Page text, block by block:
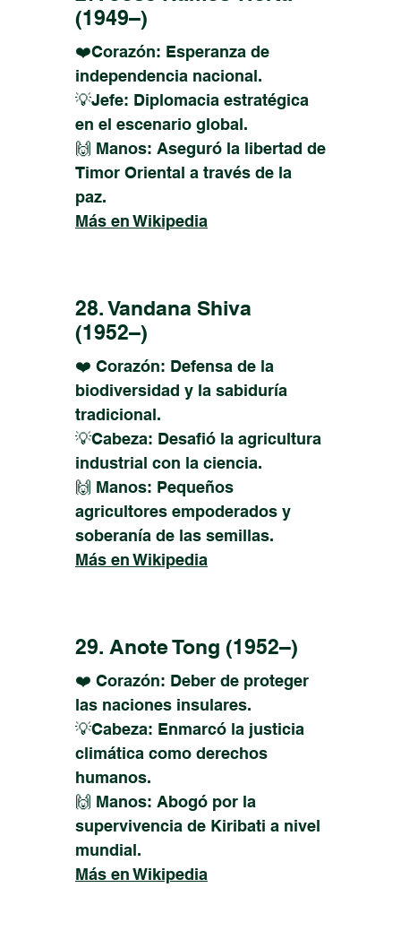
(1949–)
❤️Corazón: Esperanza de
independencia nacional.
💡Jefe: Diplomacia estratégica
en el escenario global.
🙌 Manos: Aseguró la libertad de
Timor Oriental a través de la
paz.
Más en Wikipedia
28. Vandana Shiva
(1952–)
❤️ Corazón: Defensa de la
biodiversidad y la sabiduría
tradicional.
💡Cabeza: Desafió la agricultura
industrial con la ciencia.
🙌 Manos: Pequeños
agricultores empoderados y
soberanía de las semillas.
Más en Wikipedia
29. Anote Tong (1952–)
❤️ Corazón: Deber de proteger
las naciones insulares.
💡Cabeza: Enmarcó la justicia
climática como derechos
humanos.
🙌 Manos: Abogó por la
supervivencia de Kiribati a nivel
mundial.
Más en Wikipedia